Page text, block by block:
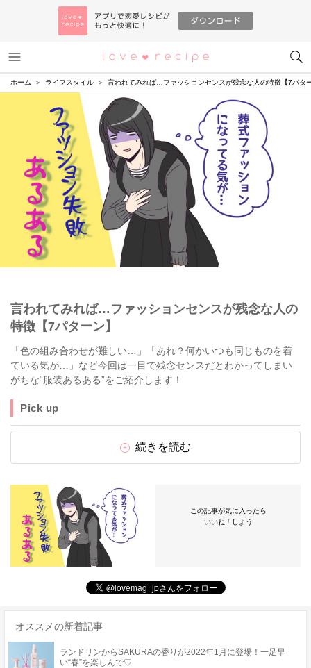
恋愛レシピ
ホーム ライフスタイル 言われてみれば…ファッションセンスが残念な人の特徴【7パタ
言われてみれば…ファッションセンスが残念な人の
特徴【7パターン】
「色の組み合わせが難しい…」「あれ？何かいつも同じものを着
ている気が…」など今回は一目で残念センスだとわかってしまい
がちな“服装あるある”をご紹介します！
Pick up
続きを読む
この記事が気に入ったら
いいね！しよう
オススメの新着記事
ランドリンからSAKURAの香りが2022年1月に登場！一足早
い“春”を楽しんで♡